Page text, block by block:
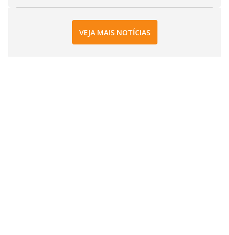
VEJA MAIS NOTÍCIAS